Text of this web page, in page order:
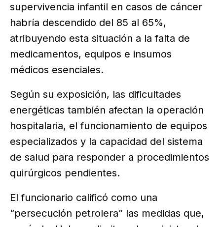
supervivencia infantil en casos de cáncer
habría descendido del 85 al 65%,
atribuyendo esta situación a la falta de
medicamentos, equipos e insumos
médicos esenciales.
Según su exposición, las dificultades
energéticas también afectan la operación
hospitalaria, el funcionamiento de equipos
especializados y la capacidad del sistema
de salud para responder a procedimientos
quirúrgicos pendientes.
El funcionario calificó como una
“persecución petrolera” las medidas que,